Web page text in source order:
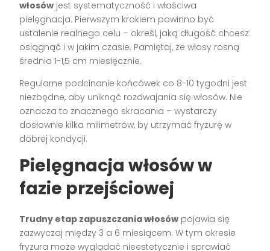
włosów jest systematyczność i właściwa
pielęgnacja. Pierwszym krokiem powinno być
ustalenie realnego celu – określ, jaką długość chcesz
osiągnąć i w jakim czasie. Pamiętaj, że włosy rosną
średnio 1-1,5 cm miesięcznie.
Regularne podcinanie końcówek co 8-10 tygodni jest
niezbędne, aby uniknąć rozdwajania się włosów. Nie
oznacza to znacznego skracania – wystarczy
dosłownie kilka milimetrów, by utrzymać fryzurę w
dobrej kondycji.
Pielęgnacja włosów w
fazie przejściowej
Trudny etap zapuszczania włosów pojawia się
zazwyczaj między 3 a 6 miesiącem. W tym okresie
fryzura może wyglądać nieestetycznie i sprawiać